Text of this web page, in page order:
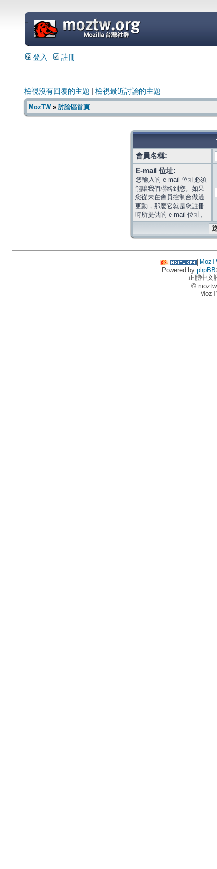
=
登入 註冊
檢視沒有回覆的主題 檢視最近討論的主題
MozTW» 討論區首頁
會員名稱:
E-mail 位址:
您輸入的 e-mail 位址必須
能讓我們聯絡到您。如果
您從未在會員控制台做過
更動，那麼它就是您註冊
時所提供的 e-mail 位址。
Powered by phpBB
正體中文
©